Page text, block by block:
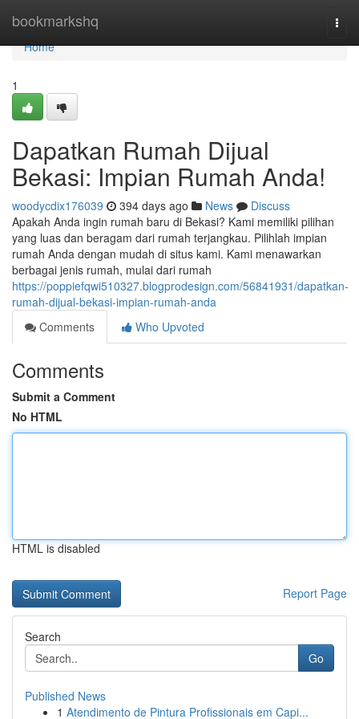
bookmarkshq
Home
Home
1
Dapatkan Rumah Dijual
Bekasi: Impian Rumah Anda!
woodycdix176039 394 days ago News
Discuss
Apakah Anda ingin rumah baru di Bekasi? Kami memiliki pilihan
yang luas dan beragam dari rumah terjangkau. Pilihlah impian
rumah Anda dengan mudah di situs kami. Kami menawarkan
berbagai jenis rumah, mulai dari rumah
https://poppiefqwi510327.blogprodesign.com/56841931/dapatkan-
rumah-dijual-bekasi-impian-rumah-anda
Comments
Who Upvoted
Comments
Submit a Comment
No HTML
HTML is disabled
Report Page
Search
Go
Published News
1 Atendimento de Pintura Profissionais em Capi...